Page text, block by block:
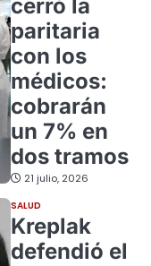
cerró la
paritaria
con los
médicos:
cobrarán
un 7% en
dos tramos
21 julio, 2026
SALUD
Kreplak
defendió el